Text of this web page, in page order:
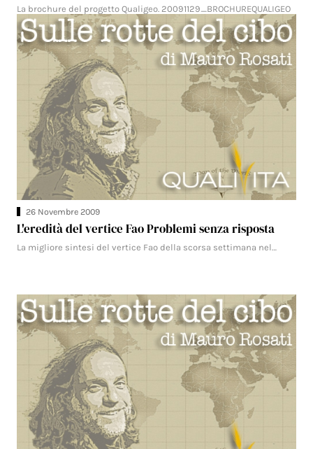
La brochure del progetto Qualigeo. 20091129_BROCHUREQUALIGEO
26 Novembre 2009
L'eredità del vertice Fao Problemi senza risposta
La migliore sintesi del vertice Fao della scorsa settimana nel…